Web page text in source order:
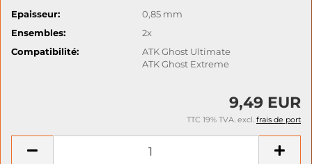
Epaisseur:
0,85 mm
Ensembles:
2x
Compatibilité:
ATK Ghost Ultimate
ATK Ghost Extreme
9,49 EUR
TTC 19% TVA. excl. frais de port